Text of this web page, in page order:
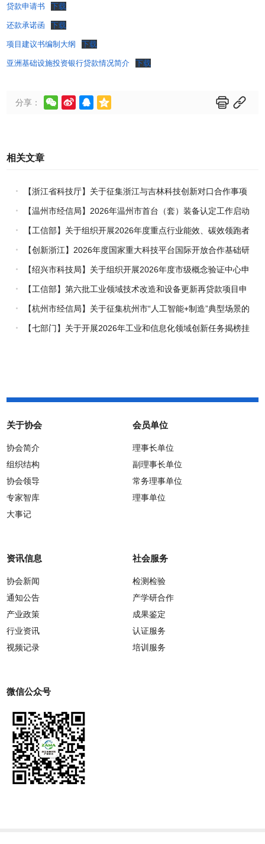
贷款申请书 下载
还款承诺函 下载
项目建议书编制大纲 下载
亚洲基础设施投资银行贷款情况简介 下载
分享：      
相关文章
【浙江省科技厅】关于征集浙江与吉林科技创新对口合作事项
的通知【温州市经信局】2026年温州市首台（套）装备认定工作启动
【工信部】关于组织开展2026年度重点行业能效、碳效领跑者
企业推荐工作的通知
【创新浙江】2026年度国家重大科技平台国际开放合作基础研
究专项（试点）项目指南
【绍兴市科技局】关于组织开展2026年度市级概念验证中心申
报工作的通知
【工信部】第六批工业领域技术改造和设备更新再贷款项目申
报工作启动
【杭州市经信局】关于征集杭州市“人工智能+制造”典型场景的
通知【七部门】关于开展2026年工业和信息化领域创新任务揭榜挂
关于协会
协会简介
组织结构
协会领导
专家智库
大事记
会员单位
理事长单位
副理事长单位
常务理事单位
理事单位
资讯信息
协会新闻
通知公告
产业政策
行业资讯
视频记录
社会服务
检测检验
产学研合作
成果鉴定
认证服务
培训服务
微信公众号